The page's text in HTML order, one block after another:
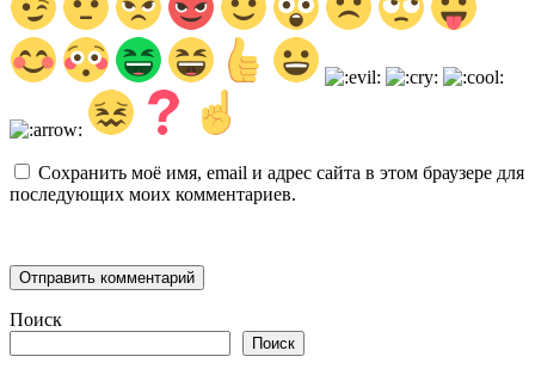
Сохранить моё имя, email и адрес сайта в этом браузере для
последующих моих комментариев.
Поиск
Поиск